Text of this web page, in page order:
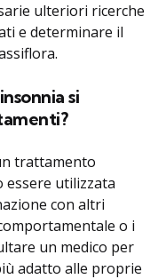
ulteriori ricerche
e determinare il
si
trattamento
essere utilizzata
con altri
o i
un medico per
adatto alle proprie